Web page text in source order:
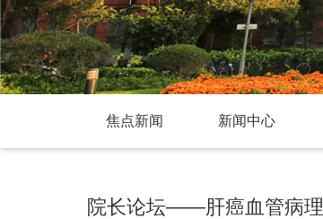
焦点新闻 新闻中心
院长论坛——肝癌血管病理